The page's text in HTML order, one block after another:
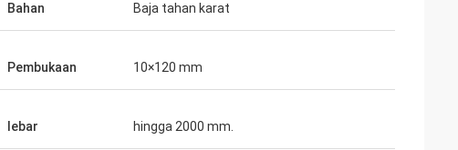
Bahan Baja tahan karat
Pembukaan 10×120 mm
lebar hingga 2000 mm.